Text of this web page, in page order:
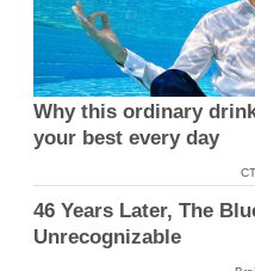
Why this ordinary
your best every day
46 Years Later, The
Unrecognizable